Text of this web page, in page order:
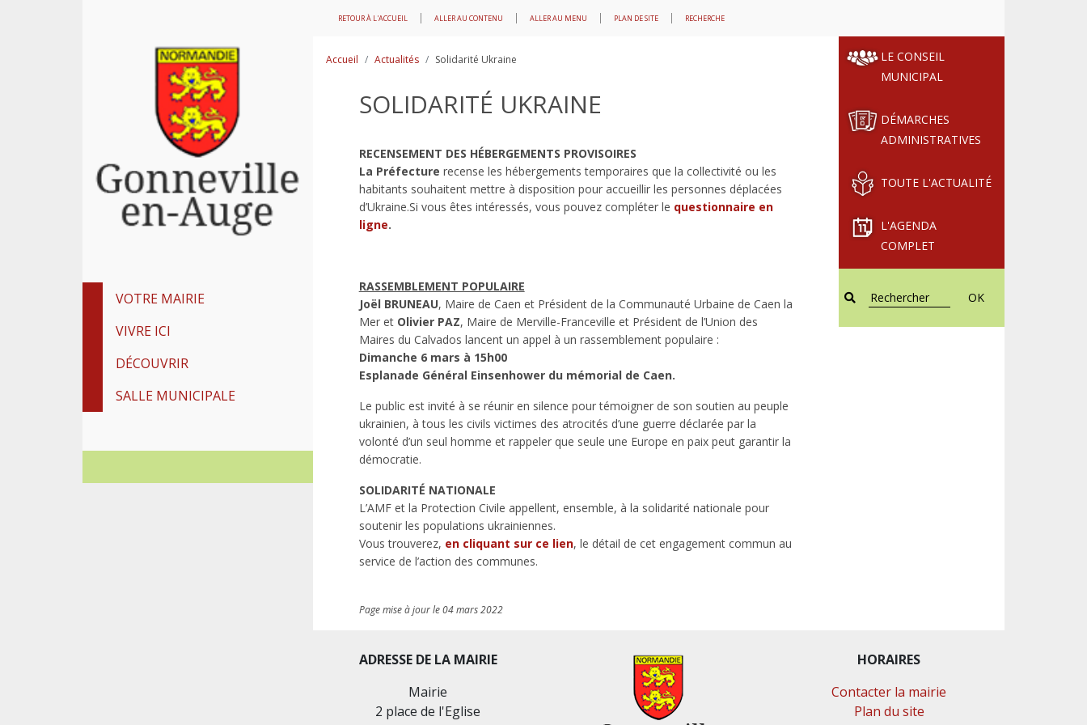
RETOUR À L'ACCUEIL ALLER AU CONTENU ALLER AU MENU PLAN DE SITE RECHERCHE
VOTRE MAIRIE
VIVRE ICI
DÉCOUVRIR
SALLE MUNICIPALE
Accueil Actualités Solidarité Ukraine
SOLIDARITÉ UKRAINE
RECENSEMENT DES HÉBERGEMENTS PROVISOIRES
La Préfecture recense les hébergements temporaires que la collectivité ou les
habitants souhaitent mettre à disposition pour accueillir les personnes déplacées
d’Ukraine.Si vous êtes intéressés, vous pouvez compléter le questionnaire en
ligne.
RASSEMBLEMENT POPULAIRE
Joël BRUNEAU, Maire de Caen et Président de la Communauté Urbaine de Caen la
Mer et Olivier PAZ, Maire de Merville-Franceville et Président de l’Union des
Maires du Calvados lancent un appel à un rassemblement populaire :
Dimanche 6 mars à 15h00
Esplanade Général Einsenhower du mémorial de Caen.
Le public est invité à se réunir en silence pour témoigner de son soutien au peuple
ukrainien, à tous les civils victimes des atrocités d’une guerre déclarée par la
volonté d’un seul homme et rappeler que seule une Europe en paix peut garantir la
démocratie.
SOLIDARITÉ NATIONALE
L’AMF et la Protection Civile appellent, ensemble, à la solidarité nationale pour
soutenir les populations ukrainiennes.
Vous trouverez, en cliquant sur ce lien, le détail de cet engagement commun au
service de l’action des communes.
Page mise à jour le 04 mars 2022
LE CONSEIL
MUNICIPAL
DÉMARCHES
ADMINISTRATIVES
TOUTE L'ACTUALITÉ
L'AGENDA
COMPLET
OK
ADRESSE DE LA MAIRIE
Mairie
2 place de l'Eglise
HORAIRES
Contacter la mairie
Plan du site